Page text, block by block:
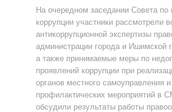
На очередном заседании Совета по
коррупции участники рассмотрели
антикоррупционной экспертизы
администрации города и Ишимской
а также принимаемые меры по
проявлений коррупции при
органов местного самоуправления
профилактических мероприятий в
обсудили результаты работы